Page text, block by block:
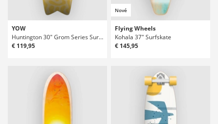
YOW
Huntington 30" Grom Series Surfskate Deck
€ 119,95
Nové
Flying Wheels
Kohala 37" Surfskate
€ 145,95